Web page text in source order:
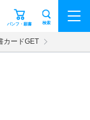
パンフ・願書 検索
カードGET